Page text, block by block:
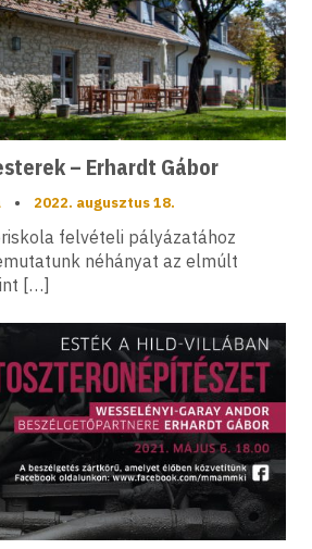
– Erhardt Gábor
• 2022. augusztus 18.
felvételi pályázatához
néhányat az elmúlt
[…]